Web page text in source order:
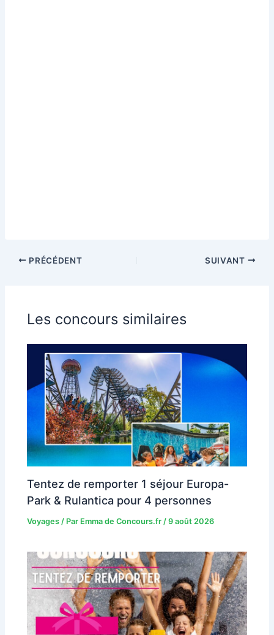
PRÉCÉDENT SUIVANT
Les concours similaires
Tentez de remporter 1 séjour Europa-
Park & Rulantica pour 4 personnes
Voyages / Par Emma de Concours.fr /9 août 2026